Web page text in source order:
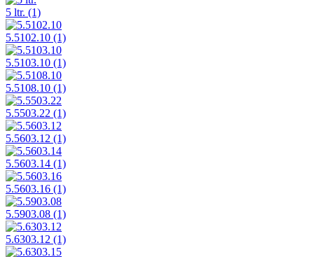
5 ltr. (1)
5.5102.10 (1)
5.5103.10 (1)
5.5108.10 (1)
5.5503.22 (1)
5.5603.12 (1)
5.5603.14 (1)
5.5603.16 (1)
5.5903.08 (1)
5.6303.12 (1)